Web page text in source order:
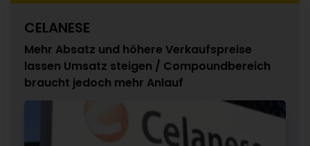
CELANESE
Mehr Absatz und höhere Verkaufspreise
lassen Umsatz steigen / Compoundbereich
braucht jedoch mehr Anlauf